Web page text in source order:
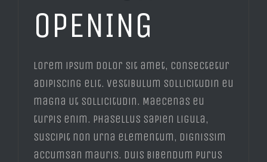
OPENING
Lorem ipsum dolor sit amet, consectetur
adipiscing elit. Vestibulum sollicitudin eu
magna ut sollicitudin. Maecenas eu
turpis enim. Phasellus sapien ligula,
suscipit non urna elementum, dignissim
accumsan mauris. Duis bibendum purus